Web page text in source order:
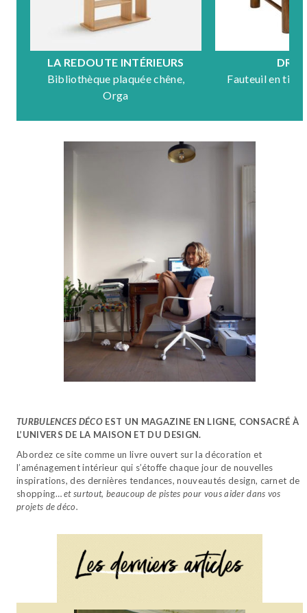
LA REDOUTE INTÉRIEURS
Bibliothèque plaquée chêne,
Orga
Fauteuil en
TURBULENCES DÉCO EST UN MAGAZINE EN LIGNE, CONSACRÉ À
L’UNIVERS DE LA MAISON ET DU DESIGN.
Abordez ce site comme un livre ouvert sur la décoration et
l’aménagement intérieur qui s’étoffe chaque jour de nouvelles
inspirations, des dernières tendances, nouveautés design, carnet de
shopping…et surtout, beaucoup de pistes pour vous aider dans vos
projets de déco.